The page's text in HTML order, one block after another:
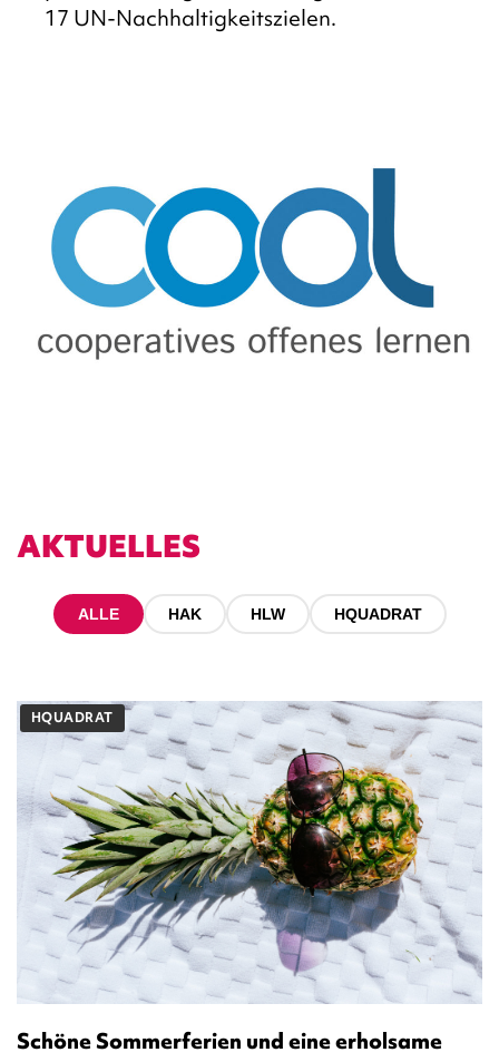
17 UN-Nachhaltigkeitszielen.
AKTUELLES
ALLE HAK HLW HQUADRAT
HQUADRAT
Schöne Sommerferien und eine erholsame